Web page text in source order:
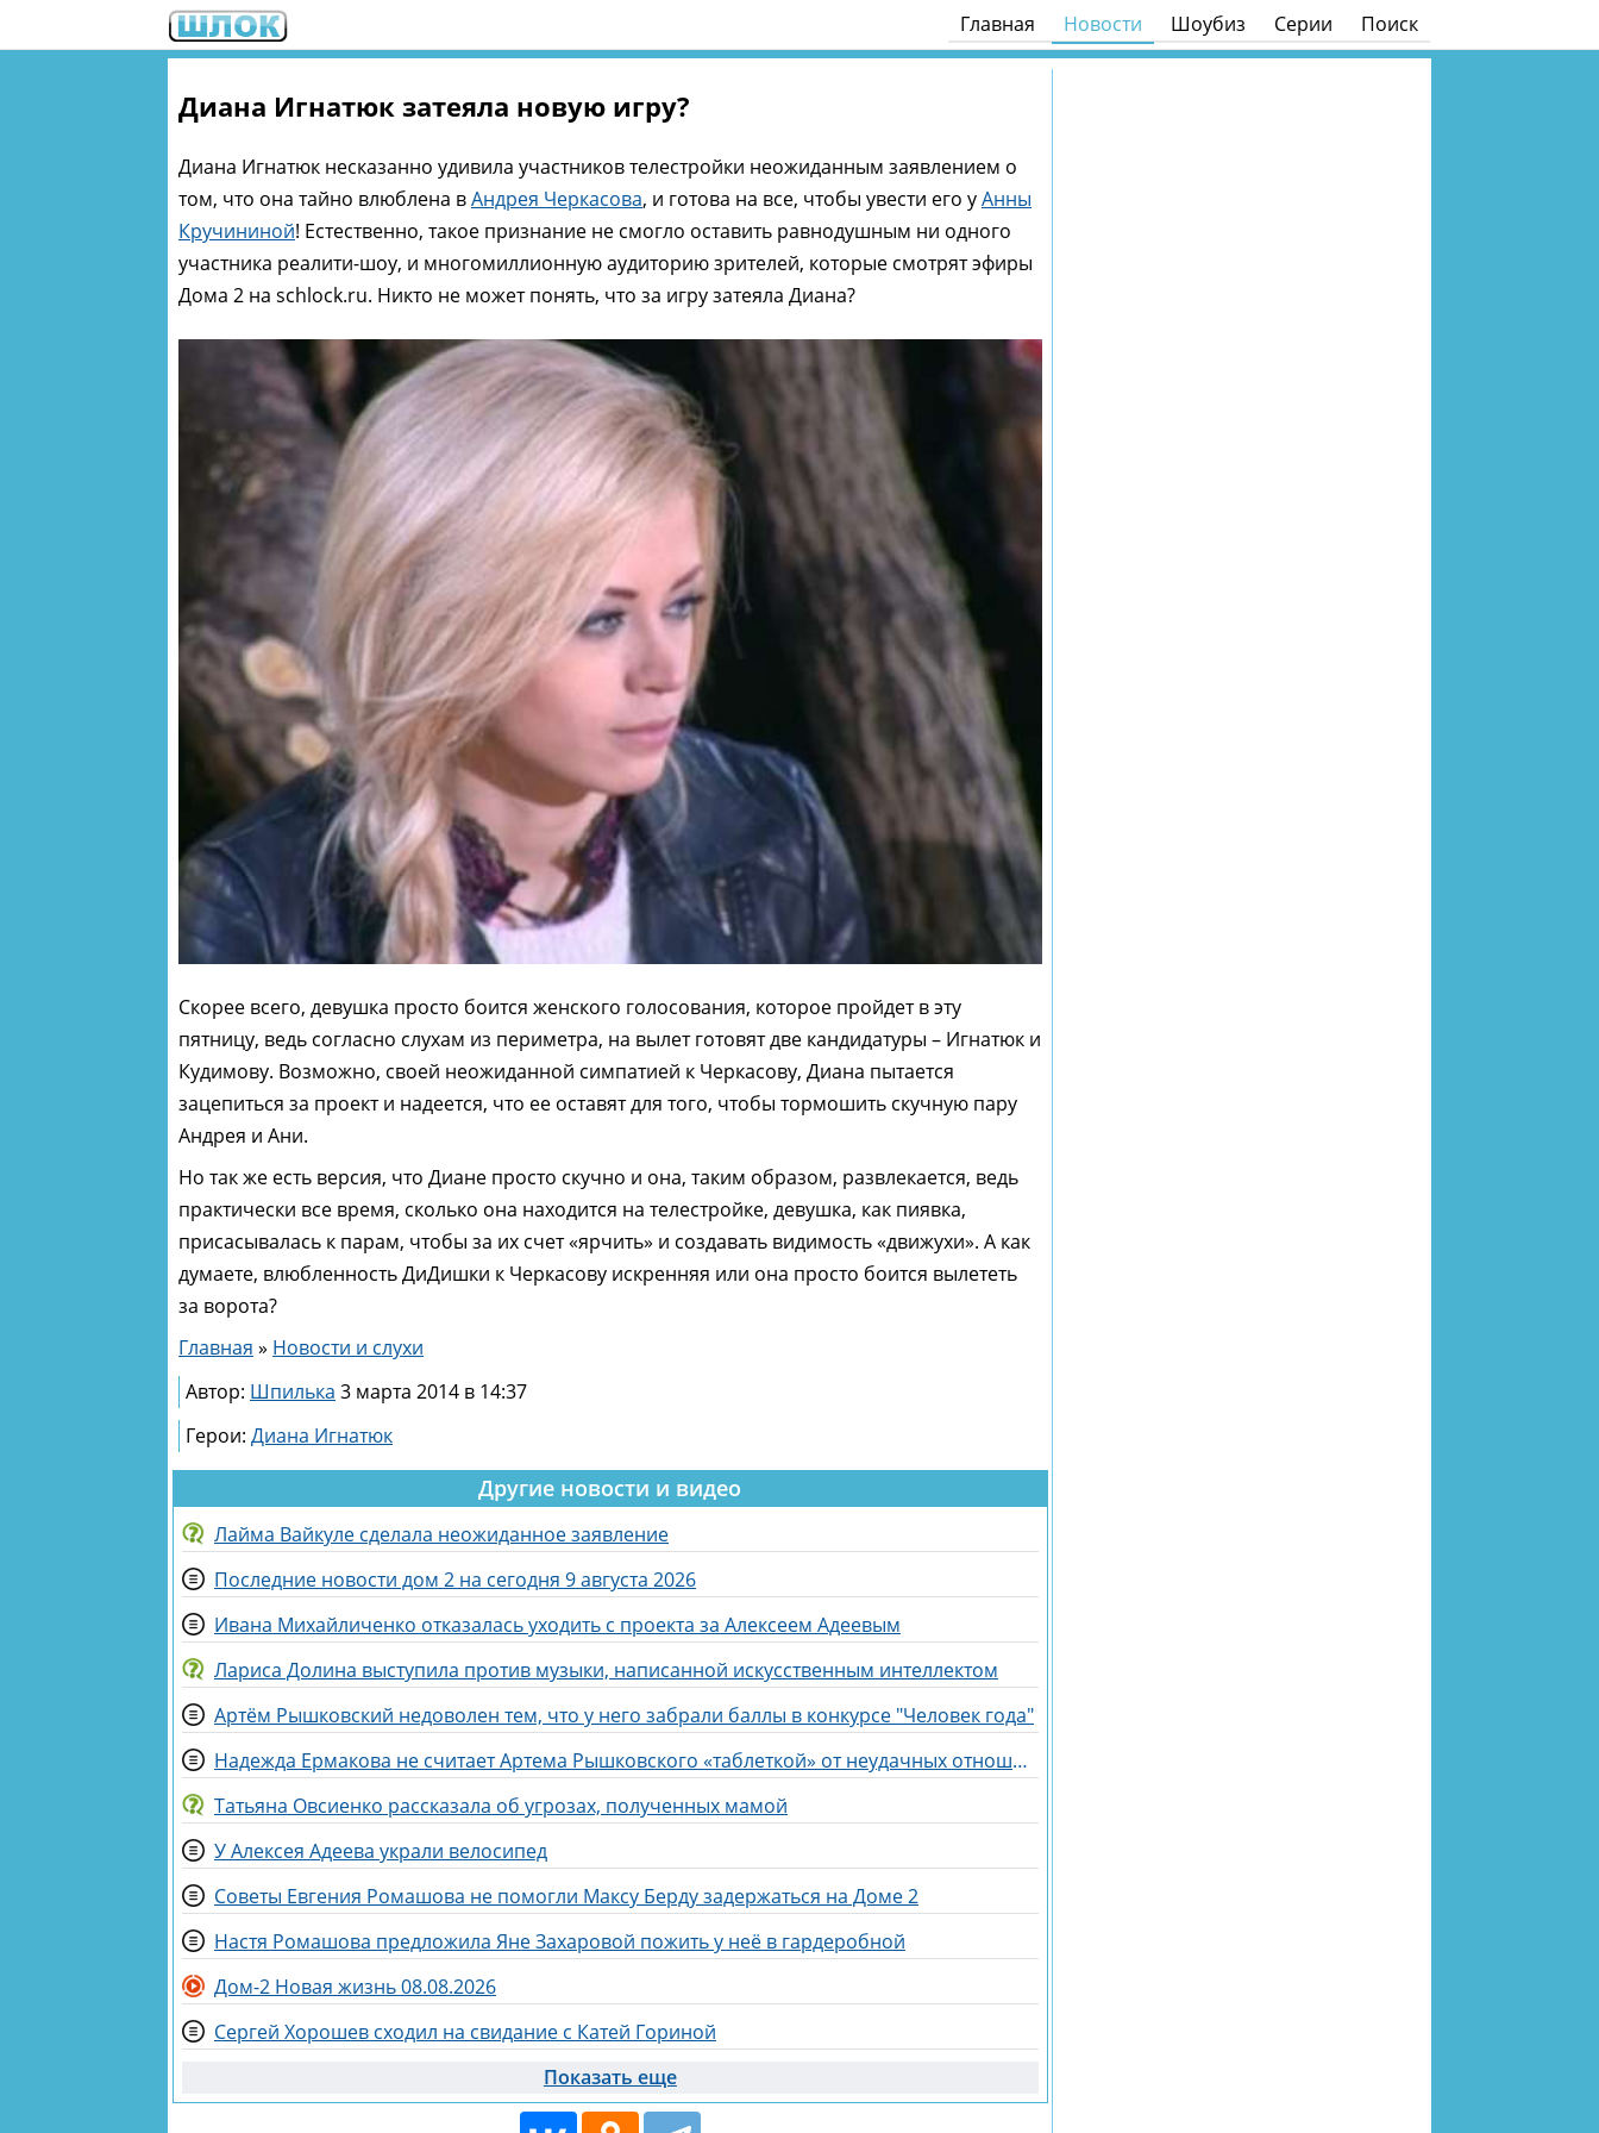
Главная Новости Шоубиз Серии Поиск
Диана Игнатюк затеяла новую игру?
Диана Игнатюк несказанно удивила участников телестройки неожиданным заявлением о
том, что она тайно влюблена вАндрея Черкасова, и готова на все, чтобы увести его уАнны
Кручининой! Естественно, такое признание не смогло оставить равнодушным ни одного
участника реалити-шоу, и многомиллионную аудиторию зрителей, которые смотрят эфиры
Дома 2 на schlock.ru. Никто не может понять, что за игру затеяла Диана?
Скорее всего, девушка просто боится женского голосования, которое пройдет в эту
пятницу, ведь согласно слухам из периметра, на вылет готовят две кандидатуры – Игнатюк и
Кудимову. Возможно, своей неожиданной симпатией к Черкасову, Диана пытается
зацепиться за проект и надеется, что ее оставят для того, чтобы тормошить скучную пару
Андрея и Ани.
Но так же есть версия, что Диане просто скучно и она, таким образом, развлекается, ведь
практически все время, сколько она находится на телестройке, девушка, как пиявка,
присасывалась к парам, чтобы за их счет «ярчить» и создавать видимость «движухи». А как
думаете, влюбленность ДиДишки к Черкасову искренняя или она просто боится вылететь
за ворота?
Главная » Новости и слухи
Автор: Шпилька 3 марта 2014 в 14:37
Герои: Диана Игнатюк
Другие новости и видео
Лайма Вайкуле сделала неожиданное заявление
Последние новости дом 2 на сегодня 9 августа 2026
Ивана Михайличенко отказалась уходить с проекта за Алексеем Адеевым
Лариса Долина выступила против музыки, написанной искусственным интеллектом
Артём Рышковский недоволен тем, что у него забрали баллы в конкурсе "Человек года"
Надежда Ермакова не считает Артема Рышковского «таблеткой» от неудачных отношений
Татьяна Овсиенко рассказала об угрозах, полученных мамой
У Алексея Адеева украли велосипед
Советы Евгения Ромашова не помогли Максу Берду задержаться на Доме 2
Настя Ромашова предложила Яне Захаровой пожить у неё в гардеробной
Дом-2 Новая жизнь 08.08.2026
Сергей Хорошев сходил на свидание с Катей Гориной
Показать еще